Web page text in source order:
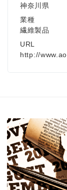
神奈川県
業種
繊維製品
URL
http://